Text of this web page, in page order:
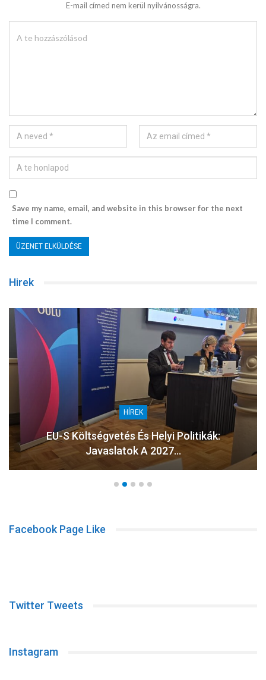
E-mail címed nem kerül nyilvánosságra.
Save my name, email, and website in this browser for the next
time I comment.
Hirek
HÍREK
EU-S Költségvetés És Helyi Politikák:
Javaslatok A 2027…
Facebook Page Like
Twitter Tweets
Instagram